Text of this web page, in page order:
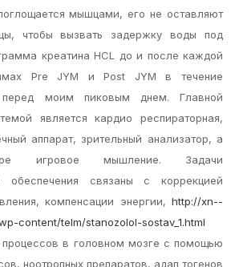
мышцами, его не оставляют
чтобы вызвать задержку воды под
креатина HCL до и после каждой
Pre JYM и Post JYM в течение
перед моим пиковым днем. Главной
является кардио респираторная,
аппарат, зрительный анализатор, а
игровое мышление. Задачи
обеспечения связаны с коррекцией
компенсации энергии, http://xn--
content/telm/stanozolol-sostav_1.html
в головном мозге с помощью
ноотропных препаратов, адап тогенов